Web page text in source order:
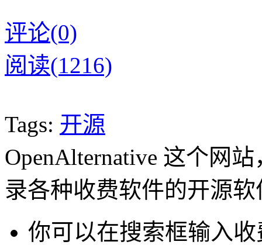
评论(0)
阅读(1216)
Tags: 开源
OpenAlternative 这个网
录各种收费软件的开源
你可以在搜索框输入收